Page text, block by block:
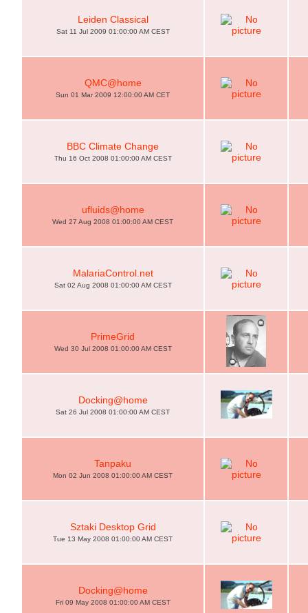
Leiden Classical
Sat 11 Jul 2009 01:00:00 AM CEST
QMC@home
Sun 01 Mar 2009 12:00:00 AM CET
BBC Climate Change
Thu 16 Oct 2008 01:00:00 AM CEST
ufluids@home
Wed 27 Aug 2008 01:00:00 AM CEST
MalariaControl.net
Sat 02 Aug 2008 01:00:00 AM CEST
PrimeGrid
Wed 30 Jul 2008 01:00:00 AM CEST
Docking@home
Sat 26 Jul 2008 01:00:00 AM CEST
Tanpaku
Mon 02 Jun 2008 01:00:00 AM CEST
Sztaki Desktop Grid
Tue 13 May 2008 01:00:00 AM CEST
Docking@home
Fri 09 May 2008 01:00:00 AM CEST